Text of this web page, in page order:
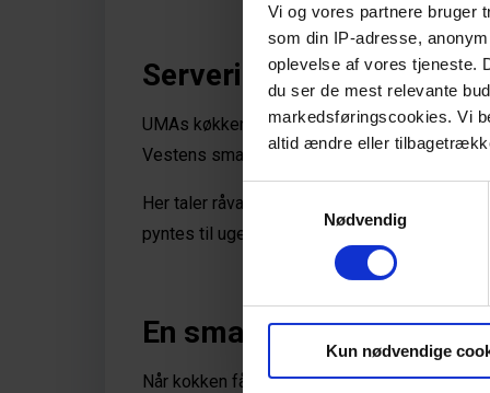
Vi og vores partnere bruger
som din IP-adresse,
oplevelse af vores tjeneste.
du ser de mest relevante
markedsføringscookies. Vi
altid ændre eller
Nødvendig
Kun nødvendige
Serveringer med
UMAs køkken fusionerer mellem det
Vestens smage og madtrends. En fin
Her taler råvarerne og smagene for sig
pyntes til ugenkendelighed.
En smagsoplevelse
Når kokken får frie tøjler, er der mulighed